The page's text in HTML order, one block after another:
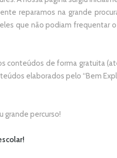
reparamos na grande
que não podiam frequentar
conteúdos de forma gratuita
elaborados pelo “Bem
grande percurso!